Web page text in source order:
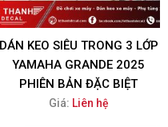
DÁN KEO SIÊU TRONG 3 LỚP
YAMAHA GRANDE 2025
PHIÊN BẢN ĐẶC BIỆT
Giá: Liên hệ